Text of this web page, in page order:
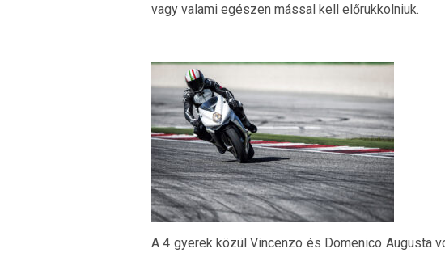
vagy valami egészen mással kell előrukkolniuk.
A 4 gyerek közül Vincenzo és Domenico Augusta